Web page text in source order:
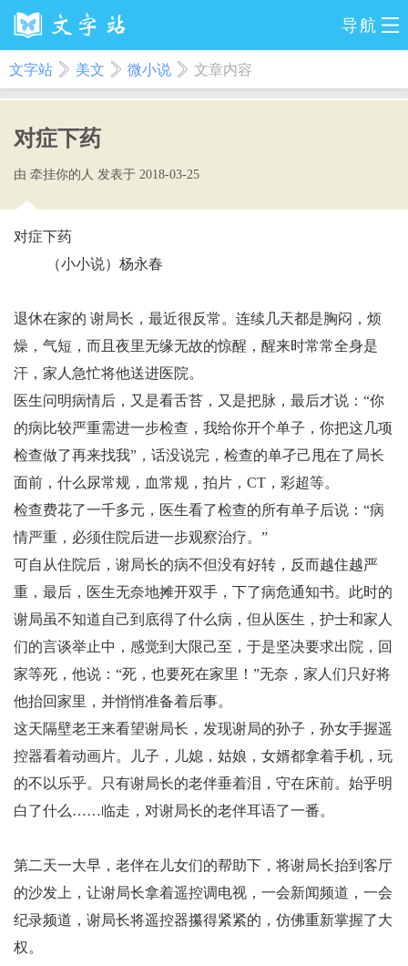
导航
文字站 美文 微小说 文章内容
对症下药
由 牵挂你的人 发表于 2018-03-25
对症下药
（小小说）杨永春
退休在家的 谢局长，最近很反常。连续几天都是胸闷，烦
燥，气短，而且夜里无缘无故的惊醒，醒来时常常全身是
汗，家人急忙将他送进医院。
医生问明病情后，又是看舌苔，又是把脉，最后才说：“你
的病比较严重需进一步检查，我给你开个单子，你把这几项
检查做了再来找我”，话没说完，检查的单孑己甩在了局长
面前，什么尿常规，血常规，拍片，CT，彩超等。
检查费花了一千多元，医生看了检查的所有单子后说：“病
情严重，必须住院后进一步观察治疗。”
可自从住院后，谢局长的病不但没有好转，反而越住越严
重，最后，医生无奈地摊开双手，下了病危通知书。此时的
谢局虽不知道自己到底得了什么病，但从医生，护士和家人
们的言谈举止中，感觉到大限己至，于是坚决要求出院，回
家等死，他说：“死，也要死在家里！”无奈，家人们只好将
他抬回家里，并悄悄准备着后事。
这天隔壁老王来看望谢局长，发现谢局的孙子，孙女手握遥
控器看着动画片。儿子，儿媳，姑娘，女婿都拿着手机，玩
的不以乐乎。只有谢局长的老伴垂着泪，守在床前。始乎明
白了什么……临走，对谢局长的老伴耳语了一番。
第二天一大早，老伴在儿女们的帮助下，将谢局长抬到客厅
的沙发上，让谢局长拿着遥控调电视，一会新闻频道，一会
纪录频道，谢局长将遥控器攥得紧紧的，仿佛重新掌握了大
权。